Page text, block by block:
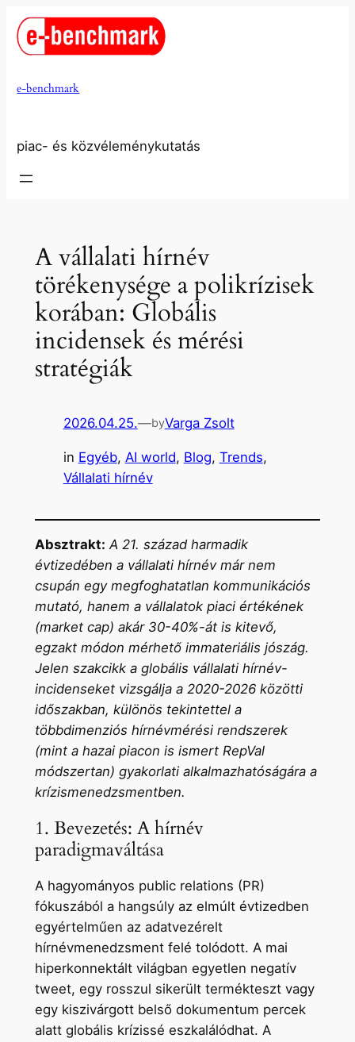
Ugrás
tartalomhoz
e-benchmark
piac- és közvéleménykutatás
A vállalati hírnév
törékenysége a polikrízisek
korában: Globális
incidensek és mérési
stratégiák
2026.04.25.—byVarga Zsolt
in Egyéb, AI world, Blog, Trends
Vállalati hírnév
Absztrakt: A 21. század harmadik
évtizedében a vállalati hírnév már nem
csupán egy megfoghatatlan kommunikációs
mutató, hanem a vállalatok piaci értékének
(market cap) akár 30-40%-át is kitevő,
egzakt módon mérhető immateriális jószág.
Jelen szakcikk a globális vállalati hírnév-
incidenseket vizsgálja a 2020-2026 közötti
időszakban, különös tekintettel a
többdimenziós hírnévmérési rendszerek
(mint a hazai piacon is ismert RepVal
módszertan) gyakorlati alkalmazhatóságára a
krízismenedzsmentben.
1. Bevezetés: A hírnév
paradigmaváltása
A hagyományos public relations (PR)
fókuszából a hangsúly az elmúlt évtizedben
egyértelműen az adatvezérelt
hírnévmenedzsment felé tolódott. A mai
hiperkonnektált világban egyetlen negatív
tweet, egy rosszul sikerült termékteszt vagy
egy kiszivárgott belső dokumentum percek
alatt globális krízissé eszkalálódhat. A